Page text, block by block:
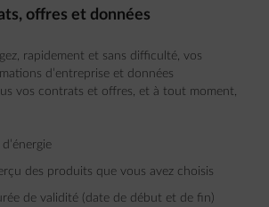
offres et données
rapidement et sans difficulté, vos
d’entreprise et données
vos contrats et offres, et à tout moment,
des produits que vous avez choisis
de validité (date de début et de fin)